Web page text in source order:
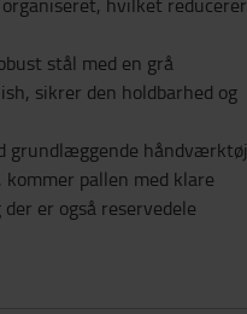
stål med en grå
sikrer den holdbarhed og
grundlæggende håndværktøj
pallen med klare
er også reservedele